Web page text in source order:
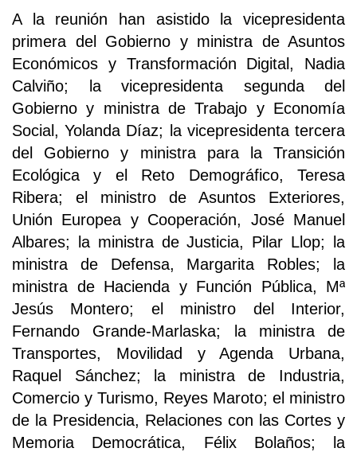
A la reunión han asistido la vicepresidenta
primera del Gobierno y ministra de Asuntos
Económicos y Transformación Digital, Nadia
Calviño; la vicepresidenta segunda del
Gobierno y ministra de Trabajo y Economía
Social, Yolanda Díaz; la vicepresidenta tercera
del Gobierno y ministra para la Transición
Ecológica y el Reto Demográfico, Teresa
Ribera; el ministro de Asuntos Exteriores,
Unión Europea y Cooperación, José Manuel
Albares; la ministra de Justicia, Pilar Llop; la
ministra de Defensa, Margarita Robles; la
ministra de Hacienda y Función Pública, Mª
Jesús Montero; el ministro del Interior,
Fernando Grande-Marlaska; la ministra de
Transportes, Movilidad y Agenda Urbana,
Raquel Sánchez; la ministra de Industria,
Comercio y Turismo, Reyes Maroto; el ministro
de la Presidencia, Relaciones con las Cortes y
Memoria Democrática, Félix Bolaños; la